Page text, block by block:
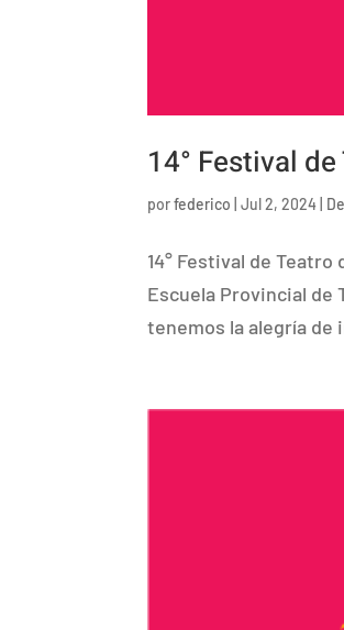
14° Festival
porfederico |Jul 2, 2024
14° Festival de
Escuela Provincial de
tenemos la alegría de